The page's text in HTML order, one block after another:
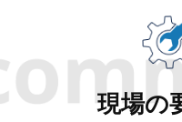
現場の